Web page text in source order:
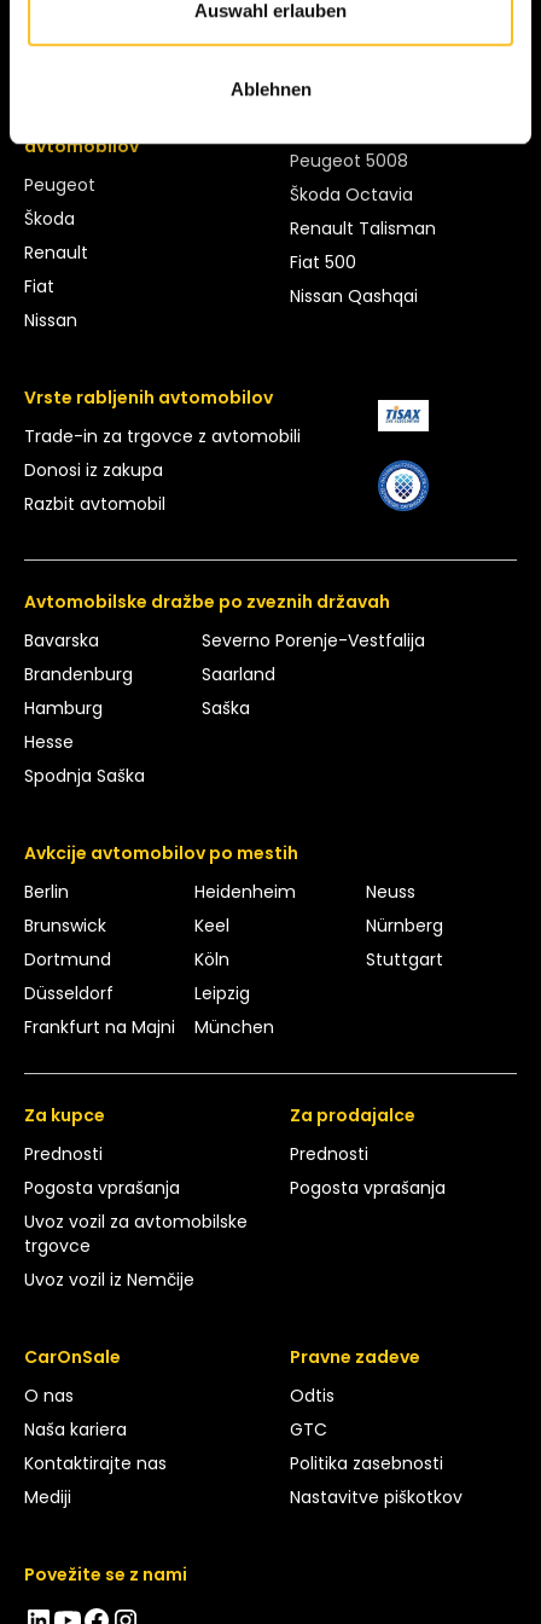
Auswahl erlauben
Ablehnen
avtomobilov
Peugeot
Škoda
Renault
Fiat
Nissan
Peugeot 5008
Škoda Octavia
Renault Talisman
Fiat 500
Nissan Qashqai
Vrste rabljenih avtomobilov
Trade-in za trgovce z avtomobili
Donosi iz zakupa
Razbit avtomobil
Avtomobilske dražbe po zveznih državah
Bavarska
Brandenburg
Hamburg
Hesse
Spodnja Saška
Severno Porenje-Vestfalija
Saarland
Saška
Avkcije avtomobilov po mestih
Berlin
Brunswick
Dortmund
Düsseldorf
Frankfurt na Majni
Heidenheim
Keel
Köln
Leipzig
München
Neuss
Nürnberg
Stuttgart
Za kupce
Prednosti
Pogosta vprašanja
Uvoz vozil za avtomobilske
trgovce
Uvoz vozil iz Nemčije
Za prodajalce
Prednosti
Pogosta vprašanja
CarOnSale
O nas
Naša kariera
Kontaktirajte nas
Mediji
Pravne zadeve
Odtis
GTC
Politika zasebnosti
Nastavitve piškotkov
Povežite se z nami